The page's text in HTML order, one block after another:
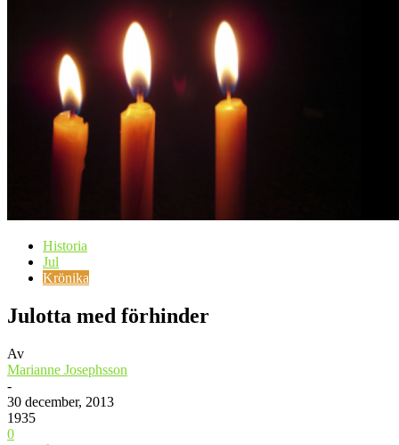
Historia
Jul
Krönika
Julotta med förhinder
Av
Marianne Josephsson
-
30 december, 2013
1935
0